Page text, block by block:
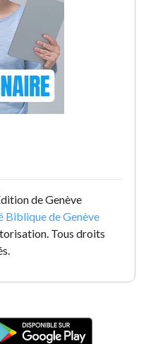
de Genève
Biblique de Genève
Tous droits